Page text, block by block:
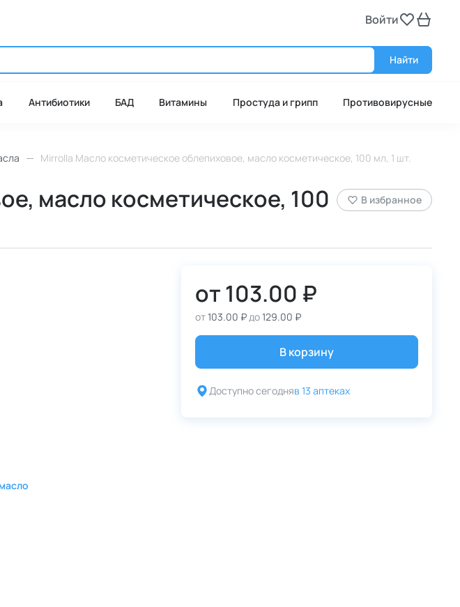
Войти
Найти
Антибиотики БАД Витамины Простуда и грипп Противовирусные
Mirrolla Масло косметическое облепиховое, масло косметическое, 100 мл, 1 шт.
масло косметическое, 100
В избранное
от 103.00 ₽
от103.00 ₽до129.00 ₽
В корзину
Доступно сегодняв 13 аптеках